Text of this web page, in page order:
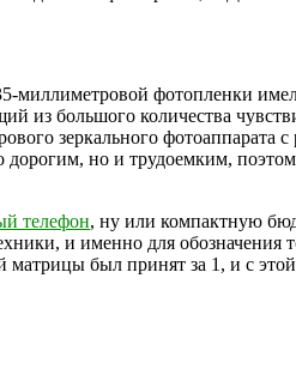
миллиметровой фотопленки
из большого количества
зеркального фотоаппарата с
дорогим, но и трудоемким,
телефон, ну или компактную
и именно для обозначения
был принят за 1, и с